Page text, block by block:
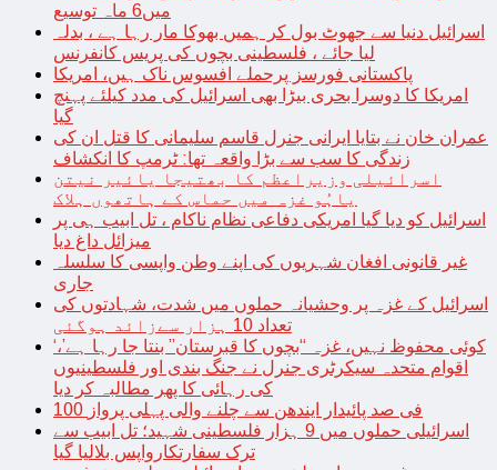
میں6 ماہ توسیع
اسرائیل دنیا سے جھوٹ بول کر ہمیں بھوکا مار رہا ہے ، بدلہ
لیا جائے ، فلسطینی بچوں کی پریس کانفرنس
پاکستانی فورسز پرحملے افسوس ناک ہیں، امریکا
امریکا کا دوسرا بحری بیڑا بھی اسرائیل کی مدد کیلئے پہنچ
گیا
عمران خان نے بتایا ایرانی جنرل قاسم سلیمانی کا قتل ان کی
زندگی کا سب سے بڑا واقعہ تھا: ٹرمپ کا انکشاف
اسرائیلی وزیراعظم کا بھتیجا یائیر نیتن
یاہُو غزہ میں حماس کے ہاتھوں ہلاک
اسرائیل کو دیا گیا امریکی دفاعی نظام ناکام ، تل ابیب ہی پر
میزائل داغ دیا
غیر قانونی افغان شہریوں کی اپنے وطن واپسی کا سلسلہ
جاری
اسرائیل کے غزہ پر وحشیانہ حملوں میں شدت، شہادتوں کی
تعداد 10 ہزار سےزائد ہوگئی
‘کوئی محفوظ نہیں، غزہ “بچوں کا قبرستان” بنتا جا رہا ہے’،
اقوام متحدہ سیکرٹری جنرل نے جنگ بندی اور فلسطینیوں
کی رہائی کا پھر مطالبہ کر دیا
100 فی صد پائیدار ایندھن سے چلنے والی پہلی پرواز
اسرائیلی حملوں میں 9 ہزار فلسطینی شہید؛ تل ابیب سے
ترک سفارتکارواپس بلالیا گیا